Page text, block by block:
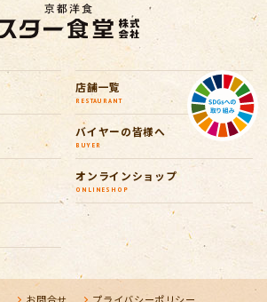
店舗一覧
RESTAURANT
バイヤーの皆様へ
BUYER
オンラインショップ
ONLINESHOP